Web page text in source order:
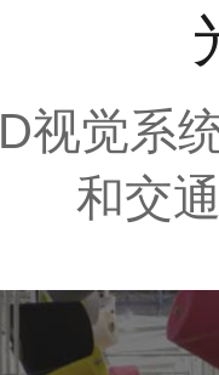
视觉系
和交